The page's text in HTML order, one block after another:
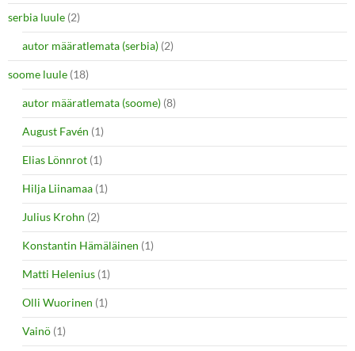
serbia luule (2)
autor määratlemata (serbia) (2)
soome luule (18)
autor määratlemata (soome) (8)
August Favén (1)
Elias Lönnrot (1)
Hilja Liinamaa (1)
Julius Krohn (2)
Konstantin Hämäläinen (1)
Matti Helenius (1)
Olli Wuorinen (1)
Vainö (1)